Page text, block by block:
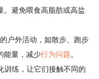
。避免喂食高脂肪或高盐
外活动，如散步、跑步
能量，减少行为问题。
训练，让它们接触不同的